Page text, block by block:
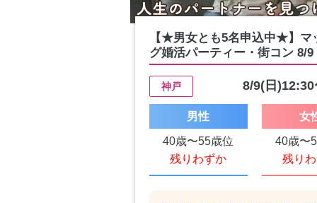
【★男女とも5名申込中★】マ
グ婚活パーティー・街コン 8/9
神戸 8/9(日
男性
40歳〜55歳位
残りわずか
女
40歳〜
残り